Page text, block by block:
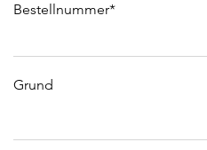
Bestellnummer*
Grund